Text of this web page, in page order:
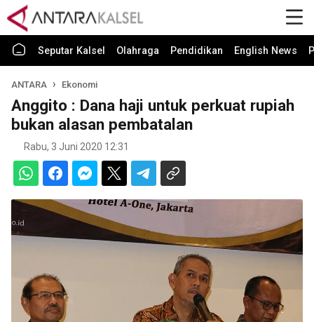
Seputar Kalsel Olahraga Pendidikan English News
ANTARA Ekonomi
Anggito : Dana haji untuk perkuat rupiah
bukan alasan pembatalan
Rabu, 3 Juni 2020 12:31